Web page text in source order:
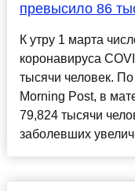
превысило 86
К утру 1 марта
коронавируса
тысячи человек.
Morning Post, в
79,824 тысячи
заболевших